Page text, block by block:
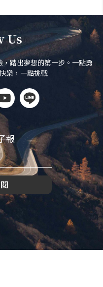
Us
踏出夢想的第一步。一點勇
樂，一點挑戰
報